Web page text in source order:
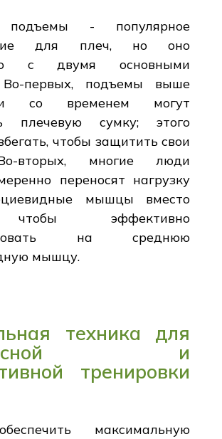
подъемы - популярное
для плеч, но оно
с двумя основными
Во-первых, подъемы выше
со временем могут
плечевую сумку; этого
чтобы защитить свои
вторых, многие люди
переносят нагрузку
мышцы вместо
эффективно
на среднюю
мышцу.
техника для
и
тренировки
максимальную